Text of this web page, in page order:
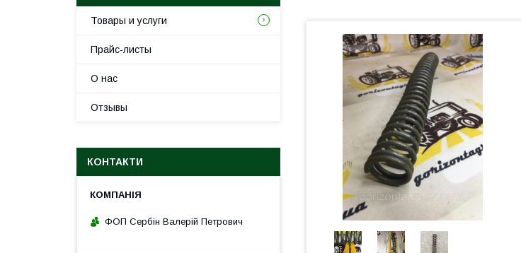
Товары и услуги
Прайс-листы
О нас
Отзывы
КОНТАКТИ
ФОП Сербін Валерій Петрович